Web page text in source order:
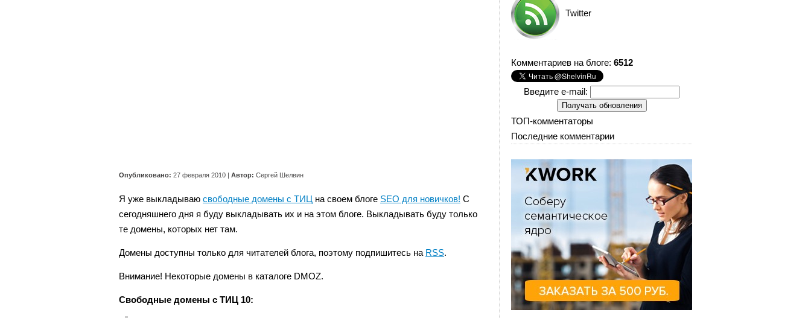
Опубликовано: 27 февраля 2010 | Автор: Сергей Шелвин
Я уже выкладываю свободные домены с ТИЦ на своем блоге SEO для новичков! С
сегодняшнего дня я буду выкладывать их и на этом блоге. Выкладывать буду только
те домены, которых нет там.
Домены доступны только для читателей блога, поэтому подпишитесь на RSS.
Внимание! Некоторые домены в каталоге DMOZ.
Свободные домены с ТИЦ 10:
Twitter
Комментариев на блоге: 6512
Введите e-mail:
ТОП-комментаторы
Последние комментарии